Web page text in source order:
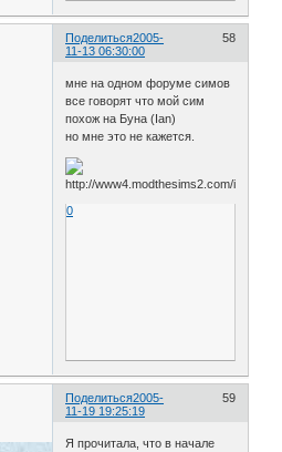
Поделиться 58
2005-
11-13 06:30:00
мне на одном форуме симов
все говорят что мой сим
похож на Буна (Ian)
но мне это не кажется.
0
Поделиться 59
2005-
11-19 19:25:19
Я прочитала, что в начале